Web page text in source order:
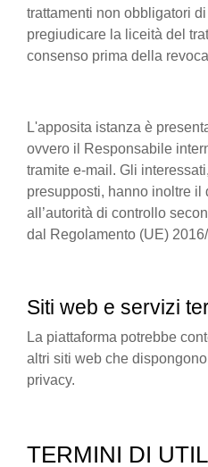
trattamenti non obbligatori
pregiudicare la liceità del
consenso prima della
L'apposita istanza è
ovvero il Responsabile
tramite e-mail. Gli
presupposti, hanno inoltre il
all’autorità di controllo
dal Regolamento (UE)
Siti web e servizi
La piattaforma potrebbe
altri siti web che
privacy.
TERMINI DI